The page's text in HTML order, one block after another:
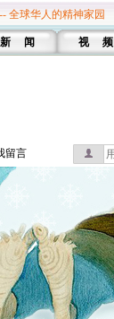
全球华人的精神家园
新 闻 视 频
留言